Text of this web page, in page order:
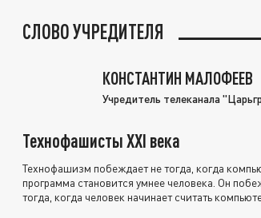
СЛОВО УЧРЕДИТЕЛЯ
КОНСТАНТИН МАЛОФЕЕВ
Учредитель телеканала
Технофашисты XXI века
Технофашизм побеждает не тогда, когда
программа становится умнее человека. Он
тогда, когда человек начинает считать